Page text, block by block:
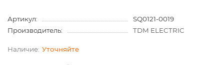
Артикул:
SQ0121-0019
Производитель:
TDM ELECTRIC
Уточняйте